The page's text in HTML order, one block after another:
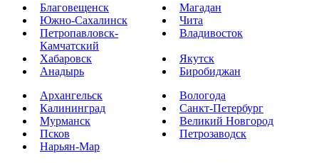
Благовещенск
Магадан
Южно-Сахалинск
Чита
Петропавловск-
Камчатский
Владивосток
Хабаровск
Якутск
Анадырь
Биробиджан
Архангельск
Вологода
Калининград
Санкт-Петербург
Мурманск
Великий Новгород
Псков
Петрозаводск
Нарьян-Мар